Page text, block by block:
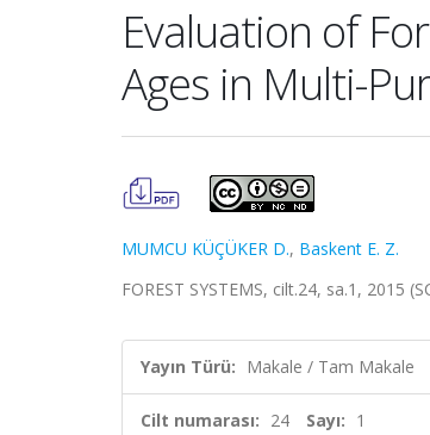
Evaluation of
Ages in Multi-
MUMCU KÜÇÜKER D., Baskent E. Z.
FOREST SYSTEMS, cilt.24, sa.1, 2015
Yayın Türü: Makale / Tam Makale
Cilt numarası: 24 Sayı: 1